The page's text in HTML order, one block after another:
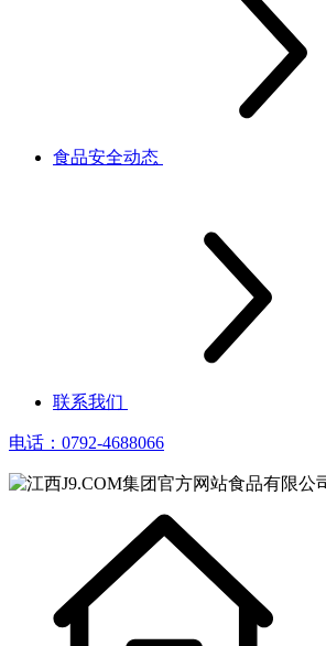
食品安全动态
联系我们
电话：0792-4688066